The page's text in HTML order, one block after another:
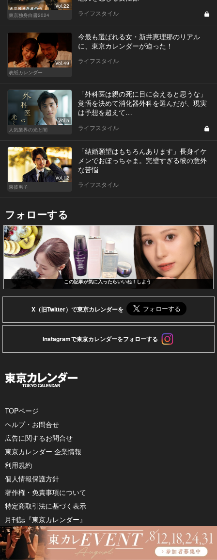
Vol.22
東京独身白書2024
ライフスタイル
Vol.49
表紙カレンダー
今最も選ばれる女・新井恵理那のリアル
に、東京カレンダーが迫った！
ライフスタイル
Vol.5
人気業界の光と闇
「外科医は親の死に目に会えると思うな」
覚悟を決めて消化器外科を選んだが、現実
は予想を超えて…
ライフスタイル
Vol.12
東彼男子
「結婚願望はもちろんあります」長身イケ
メンでおぼっちゃま。完璧すぎる彼の意外
な苦悩
ライフスタイル
フォローする
この記事が気に入ったらいいね！しよう
X（旧Twitter）で東京カレンダーを
Instagramで東京カレンダーをフォローする
TOPページ
ヘルプ・お問合せ
広告に関するお問合せ
東京カレンダー 企業情報
利用規約
個人情報保護方針
著作権・免責事項について
特定商取引法に基づく表示
月刊誌『東京カレンダー』
婚活・恋活アプリ『東カレデート』
レストラン予約『グルカレby東京カレンダー』